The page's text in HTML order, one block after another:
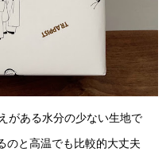
がある水分の少ない生地で
のと高温でも比較的大丈夫